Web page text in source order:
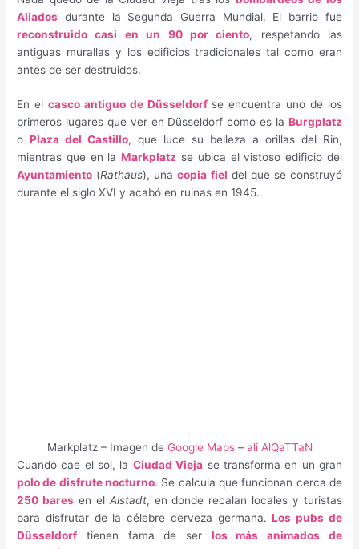
Aliados durante la Segunda Guerra Mundial. El barrio fue
reconstruido casi en un 90 por ciento, respetando las
antiguas murallas y los edificios tradicionales tal como eran
antes de ser destruidos.
En el casco antiguo de Düsseldorfse encuentra uno de los
primeros lugares que ver en Düsseldorf como es la Burgplatz
oPlaza del Castillo, que luce su belleza a orillas del Rin,
mientras que en laMarkplatz se ubica el vistoso edificio del
Ayuntamiento (Rathaus), unacopia fiel del que se construyó
durante el siglo XVI y acabó en ruinas en 1945.
Markplatz – Imagen de Google Maps– ali AlQaTTaN
Cuando cae el sol, la Ciudad Vieja se transforma en un gran
polo de disfrute nocturno. Se calcula que funcionan cerca de
250 baresen el Alstadt, en donde recalan locales y turistas
para disfrutar de la célebre cerveza germana.Los pubs de
Düsseldorf tienen fama de ser los más animados de